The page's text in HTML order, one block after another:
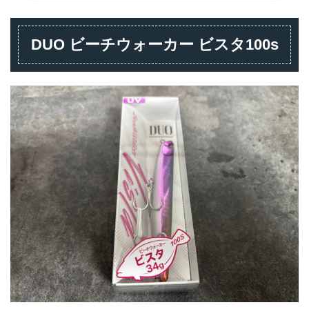
DUO ビーチウォーカー ビスタ100s